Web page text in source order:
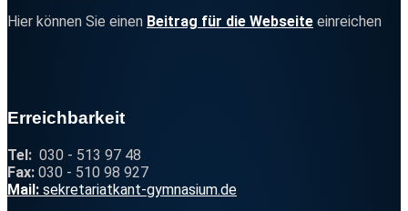
Hier können Sie einen Beitrag für die Webseite einreichen
Erreichbarkeit
Tel: 030 - 513 97 48
Fax: 030 - 510 98 927
Mail: sekretariat@
kant-gymnasium.de